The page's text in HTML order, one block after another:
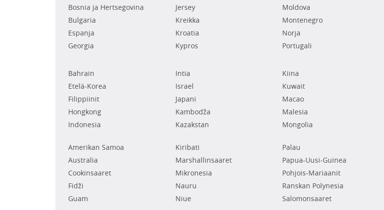
Bosnia ja Hertsegovina
Bulgaria
Espanja
Georgia
Jersey
Kreikka
Kroatia
Kypros
Moldova
Montenegro
Norja
Portugali
Bahrain
Etelä-Korea
Filippiinit
Hongkong
Indonesia
Intia
Israel
Japani
Kambodža
Kazakstan
Kiina
Kuwait
Macao
Malesia
Mongolia
Amerikan Samoa
Australia
Cookinsaaret
Fidži
Guam
Kiribati
Marshallinsaaret
Mikronesia
Nauru
Niue
Palau
Papua-Uusi-Guinea
Pohjois-Mariaanit
Ranskan Polynesia
Salomonsaaret